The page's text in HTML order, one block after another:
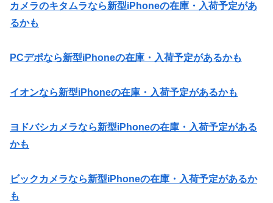
カメラのキタムラなら新型iPhoneの在庫・入荷予定があ
るかも
PCデポなら新型iPhoneの在庫・入荷予定があるかも
イオンなら新型iPhoneの在庫・入荷予定があるかも
ヨドバシカメラなら新型iPhoneの在庫・入荷予定がある
かも
ビックカメラなら新型iPhoneの在庫・入荷予定があるか
も